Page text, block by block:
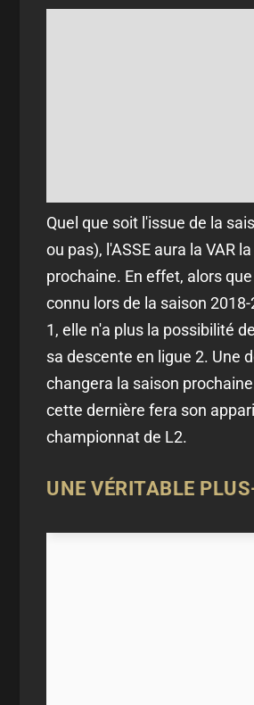
Quel que soit l'issue de la
ou pas), l'ASSE aura la VAR
prochaine. En effet, alors
connu lors de la saison
1, elle n'a plus la possibilité
sa descente en ligue 2. Une
changera la saison
cette dernière fera son
championnat de L2.
UNE VÉRITABLE